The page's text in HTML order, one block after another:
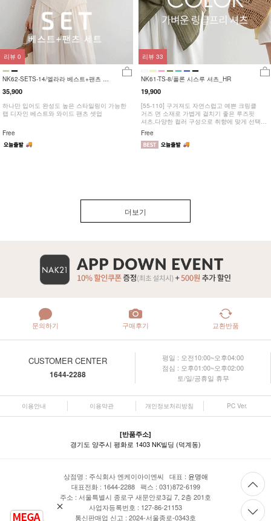
NK62-SETS-14/엘라라 베스트+팬츠 셋
업_HR
35,900
하나만 입어도 완성도 높은 스타일링이 가능한
랩 디자인 베스트와 와이드 팬츠 셋업
Free
리뷰 0
NK61-TS-8/폴론 시스루 셔츠_HR
19,900
[55-110] 구겨져도 자연스럽고 예쁜 크링클
거즈 면 소재로 가볍게 걸치기 좋은 루즈핏
셔츠.다양한 컬러 구성으로 취향에 맞게 선택
해주세요 !
Free
리뷰 33
더보기
문의하기 구매후기 교환반품
CUSTOMER CENTER
1644-2288
평일 : 오전10:00~오후04:00
점심 : 오후01:00~오후02:00
토/일/공휴일 휴무
이용안내 이용약관 개인정보처리방침 PC Ver.
[반품주소]
경기도 양주시 평화로 1403 NK빌딩 (덕계동)
상점명 : 주식회사 엔케이아이엔씨 대표 : 윤명애
대표전화 : 1644-2288 팩스 : 031)872-6199
주소 : 서울특별시 종로구 새문안로3길 7, 2층 201호
사업자등록번호 : 127-86-21153
통신판매업 신고 : 2024-서울종로-0343호